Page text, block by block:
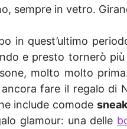
sempre in vetro.
in quest’ultimo
e presto tornerò
molto molto
fare il regalo di
include comode
glamour: una delle